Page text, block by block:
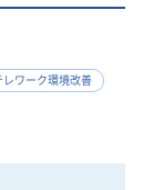
レワーク環境改善